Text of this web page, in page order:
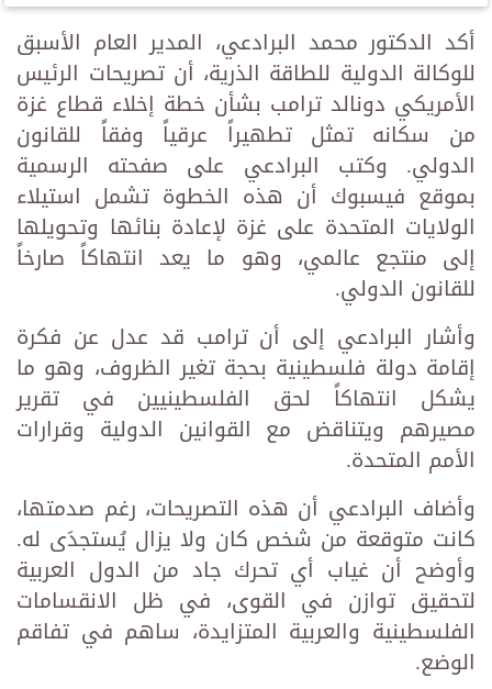
أكد الدكتور محمد البرادعي، المدير العام الأسبق
للوكالة الدولية للطاقة الذرية، أن تصريحات الرئيس
الأمريكي دونالد ترامب بشأن خطة إخلاء قطاع غزة
من سكانه تمثل تطهيراً عرقياً وفقاً للقانون
الدولي. وكتب البرادعي على صفحته الرسمية
بموقع فيسبوك أن هذه الخطوة تشمل استيلاء
الولايات المتحدة على غزة لإعادة بنائها وتحويلها
إلى منتجع عالمي، وهو ما يعد انتهاكاً صارخاً
للقانون الدولي.
وأشار البرادعي إلى أن ترامب قد عدل عن فكرة
إقامة دولة فلسطينية بحجة تغير الظروف، وهو ما
يشكل انتهاكاً لحق الفلسطينيين في تقرير
مصيرهم ويتناقض مع القوانين الدولية وقرارات
الأمم المتحدة.
وأضاف البرادعي أن هذه التصريحات، رغم صدمتها،
كانت متوقعة من شخص كان ولا يزال يُستجدَى له.
وأوضح أن غياب أي تحرك جاد من الدول العربية
لتحقيق توازن في القوى، في ظل الانقسامات
الفلسطينية والعربية المتزايدة، ساهم في تفاقم
الوضع.